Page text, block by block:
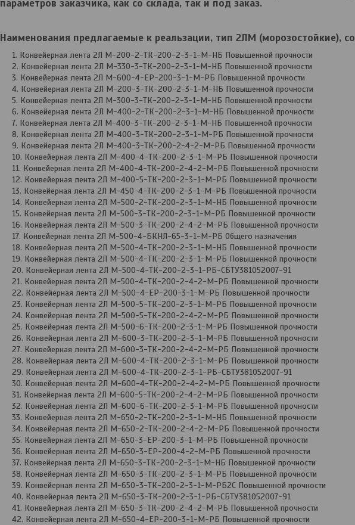
параметров заказчика, как со склада, так и под заказ.
Наименования предлагаемые к реальзации, тип 2ЛМ (морозостойкие),
Конвейерная лента 2Л М-200-2-ТК-200-2-3-1-М-НБ Повышенной прочности
Конвейерная лента 2Л М-330-3-ТК-200-2-3-1-М-НБ Повышенной прочности
Конвейерная лента 2Л М-600-4-ЕР-200-3-1-М-РБ Повышенной прочности
Конвейерная лента 2Л М-200-3-ТК-200-2-3-1-М-НБ Повышенной прочности
Конвейерная лента 2Л М-300-3-ТК-200-2-3-1-М-НБ Повышенной прочности
Конвейерная лента 2Л М-400-2-ТК-200-2-3-1-М-НБ Повышенной прочности
Конвейерная лента 2Л М-400-3-ТК-200-2-3-1-М-НБ Повышенной прочности
Конвейерная лента 2Л М-400-3-ТК-200-2-3-1-М-РБ Повышенной прочности
Конвейерная лента 2Л М-400-3-ТК-200-2-4-2-М-РБ Повышенной прочности
Конвейерная лента 2Л М-400-4-ТК-200-2-3-1-М-РБ Повышенной прочности
Конвейерная лента 2Л М-400-4-ТК-200-2-4-2-М-РБ Повышенной прочности
Конвейерная лента 2Л М-400-5-ТК-200-2-3-1-М-РБ Повышенной прочности
Конвейерная лента 2Л М-450-4-ТК-200-2-3-1-М-РБ Повышенной прочности
Конвейерная лента 2Л М-500-2-ТК-200-2-3-1-М-НБ Повышенной прочности
Конвейерная лента 2Л М-500-3-ТК-200-2-3-1-М-РБ Повышенной прочности
Конвейерная лента 2Л М-500-3-ТК-200-2-4-2-М-РБ Повышенной прочности
Конвейерная лента 2Л М-500-4-БКНЛ-65-3-1-М-РБ Общего назначения
Конвейерная лента 2Л М-500-4-ТК-200-2-3-1-М-НБ Повышенной прочности
Конвейерная лента 2Л М-500-4-ТК-200-2-3-1-М-РБ Повышенной прочности
Конвейерная лента 2Л М-500-4-ТК-200-2-3-1-РБ-СБТУ381052007-91
Конвейерная лента 2Л М-500-4-ТК-200-2-4-2-М-РБ Повышенной прочности
Конвейерная лента 2Л М-500-4-ЕР-200-3-1-М-РБ Повышенной прочности
Конвейерная лента 2Л М-500-5-ТК-200-2-3-1-М-РБ Повышенной прочности
Конвейерная лента 2Л М-500-5-ТК-200-2-4-2-М-РБ Повышенной прочности
Конвейерная лента 2Л М-500-6-ТК-200-2-3-1-М-РБ Повышенной прочности
Конвейерная лента 2Л М-600-3-ТК-200-2-3-1-М-РБ Повышенной прочности
Конвейерная лента 2Л М-600-3-ТК-200-2-4-2-М-РБ Повышенной прочности
Конвейерная лента 2Л М-600-4-ТК-200-2-3-1-М-РБ Повышенной прочности
Конвейерная лента 2Л М-600-4-ТК-200-2-3-1-РБ-СБТУ381052007-91
Конвейерная лента 2Л М-600-4-ТК-200-2-4-2-М-РБ Повышенной прочности
Конвейерная лента 2Л М-600-5-ТК-200-2-4-2-М-РБ Повышенной прочности
Конвейерная лента 2Л М-600-6-ТК-200-2-3-1-М-РБ Повышенной прочности
Конвейерная лента 2Л М-650-2-ТК-200-2-3-1-М-НБ Повышенной прочности
Конвейерная лента 2Л М-650-2-ТК-200-2-4-2-М-РБ Повышенной прочности
Конвейерная лента 2Л М-650-3-ЕР-200-3-1-М-РБ Повышенной прочности
Конвейерная лента 2Л М-650-3-ЕР-200-4-2-М-РБ Повышенной прочности
Конвейерная лента 2Л М-650-3-ТК-200-2-3-1-М-НБ Повышенной прочности
Конвейерная лента 2Л М-650-3-ТК-200-2-3-1-М-РБ Повышенной прочности
Конвейерная лента 2Л М-650-3-ТК-200-2-3-1-М-РБ2С Повышенной прочности
Конвейерная лента 2Л М-650-3-ТК-200-2-3-1-РБ-СБТУ381052007-91
Конвейерная лента 2Л М-650-3-ТК-200-2-4-2-М-РБ Повышенной прочности
Конвейерная лента 2Л М-650-4-ЕР-200-3-1-М-РБ Повышенной прочности